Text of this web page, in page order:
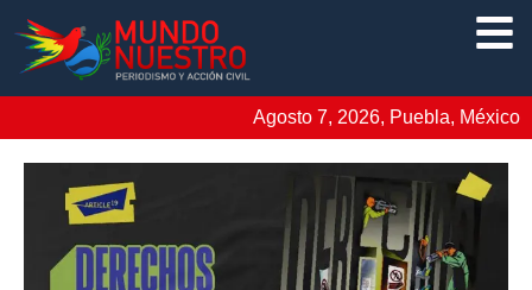
Agosto 7, 2026, Puebla, México